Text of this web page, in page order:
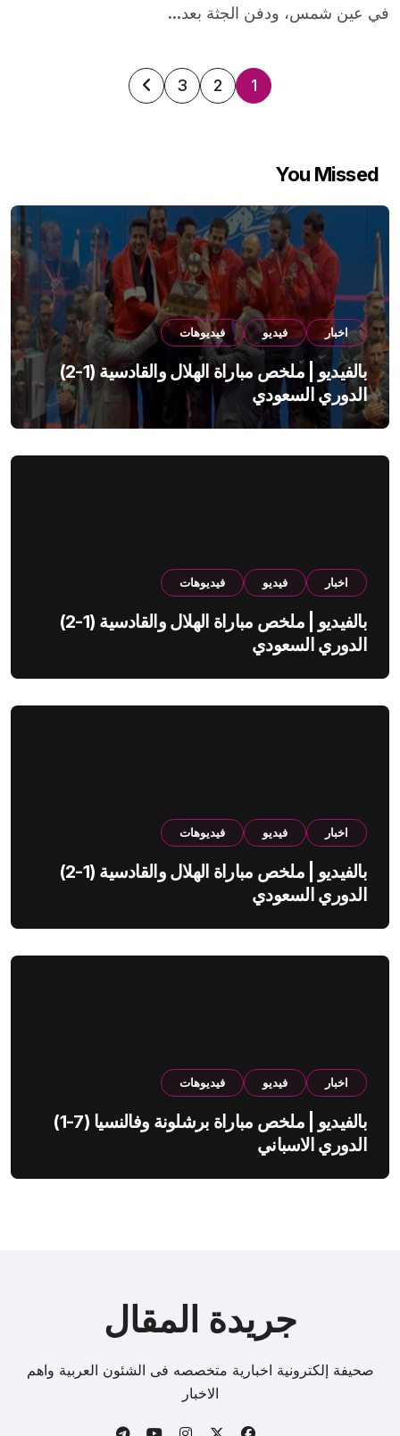
في عين شمس، ودفن الجثة بعد...
تعدد
1
2
3
You Missed
اخبار فيديو فيديوهات
بالفيديو | ملخص مباراة الهلال والقادسية (1-2)
الدوري السعودي
اخبار فيديو فيديوهات
بالفيديو | ملخص مباراة الهلال والقادسية (1-2)
الدوري السعودي
اخبار فيديو فيديوهات
بالفيديو | ملخص مباراة الهلال والقادسية (1-2)
الدوري السعودي
اخبار فيديو فيديوهات
بالفيديو | ملخص مباراة برشلونة وفالنسيا (7-1)
الدوري الاسباني
جريدة المقال
صحيفة إلكترونية اخبارية متخصصه فى الشئون العربية واهم
الاخبار